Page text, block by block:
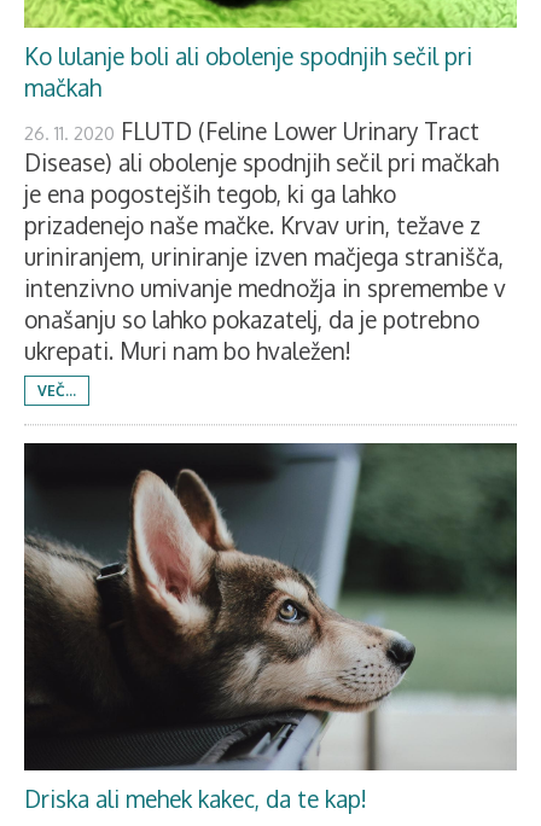
Ko lulanje boli ali obolenje spodnjih sečil pri
mačkah
26. 11. 2020 FLUTD (Feline Lower Urinary Tract
Disease) ali obolenje spodnjih sečil pri mačkah
je ena pogostejših tegob, ki ga lahko
prizadenejo naše mačke. Krvav urin, težave z
uriniranjem, uriniranje izven mačjega stranišča,
intenzivno umivanje mednožja in spremembe v
onašanju so lahko pokazatelj, da je potrebno
ukrepati. Muri nam bo hvaležen!
VEČ...
Driska ali mehek kakec, da te kap!